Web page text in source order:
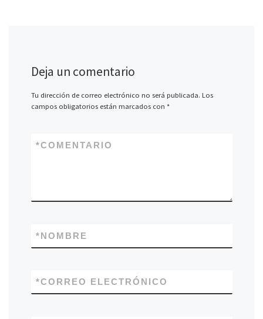
Deja un comentario
Tu dirección de correo electrónico no será publicada. Los
campos obligatorios están marcados con *
COMENTARIO
*
NOMBRE
*
CORREO ELECTRÓNICO
*